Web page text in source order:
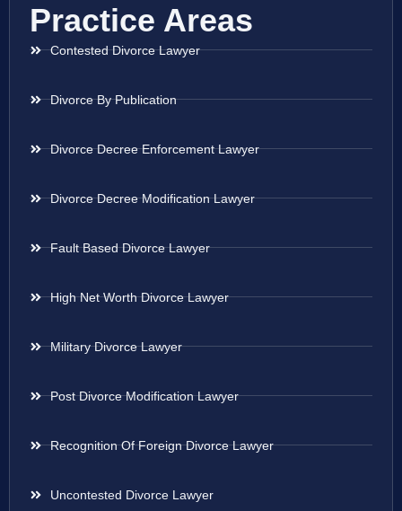
Practice Areas
Contested Divorce Lawyer
Divorce By Publication
Divorce Decree Enforcement Lawyer
Divorce Decree Modification Lawyer
Fault Based Divorce Lawyer
High Net Worth Divorce Lawyer
Military Divorce Lawyer
Post Divorce Modification Lawyer
Recognition Of Foreign Divorce Lawyer
Uncontested Divorce Lawyer